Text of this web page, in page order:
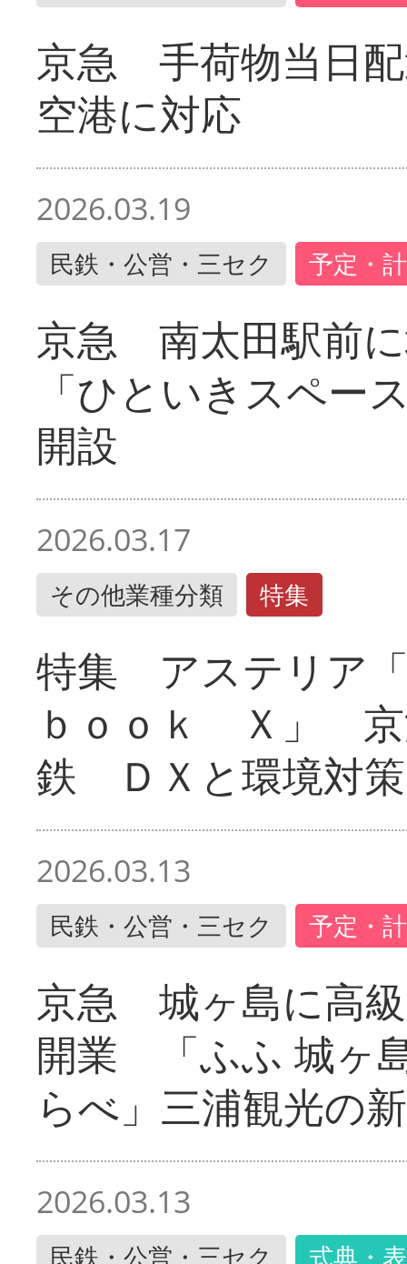
京急 手荷物当日
空港に対応
2026.03.19
民鉄・公営・三セク 予定・
京急 南太田駅前
「ひといきスペー
開設
2026.03.17
その他業種分類 特集
特集 アステリア
ｂｏｏｋ Ｘ」 京
鉄 ＤＸと環境対策
2026.03.13
民鉄・公営・三セク 予定・
京急 城ヶ島に高
開業 「ふふ 城ヶ
らべ」三浦観光の
2026.03.13
民鉄・公営・三セク 式典・